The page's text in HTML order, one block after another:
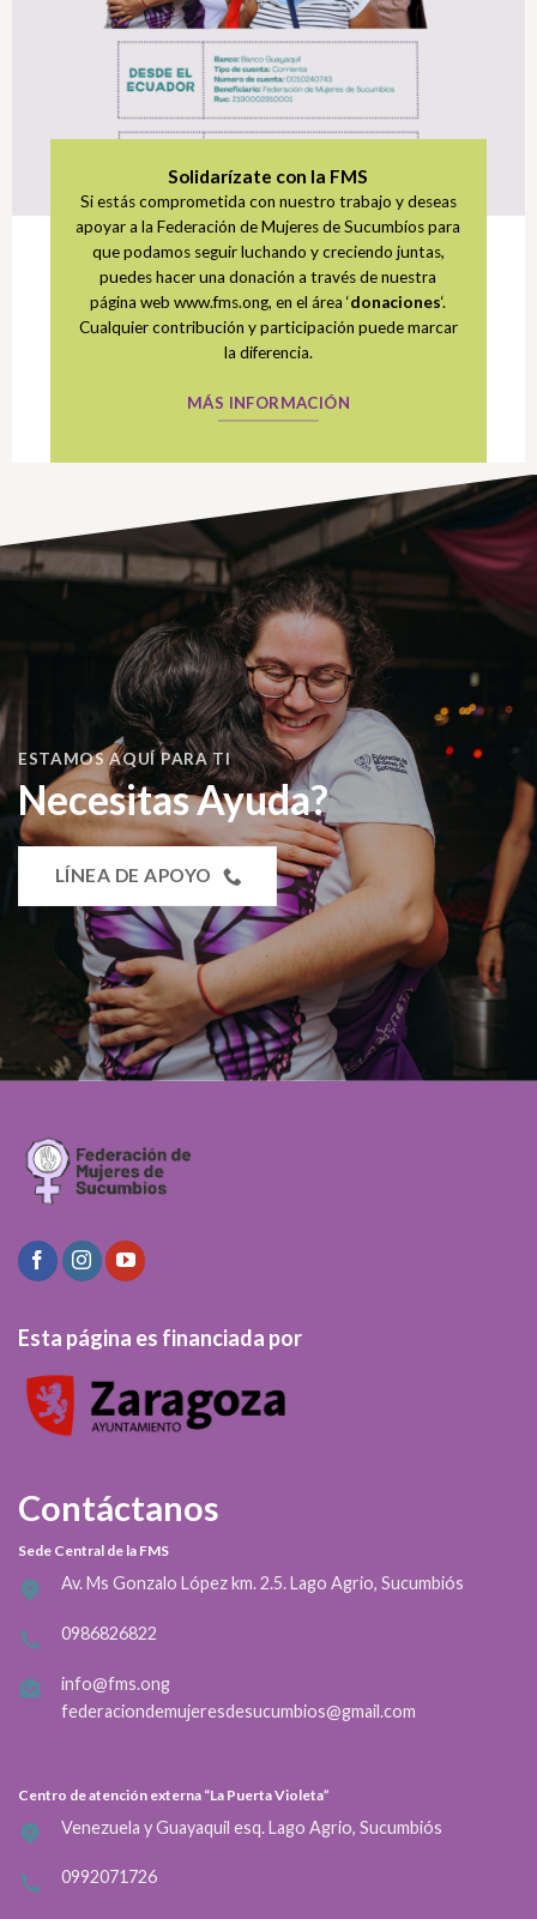
Solidarízate con la FMS
Si estás comprometida con nuestro trabajo y deseas
apoyar a la Federación de Mujeres de Sucumbíos para
que podamos seguir luchando y creciendo juntas,
puedes hacer una donación a través de nuestra
página web www.fms.ong, en el área ‘donaciones‘.
Cualquier contribución y participación puede marcar
la diferencia.
MÁS INFORMACIÓN
ESTAMOS AQUÍ PARA TI
Necesitas Ayuda?
LÍNEA DE APOYO
Esta página es financiada por
Contáctanos
Sede Central de la FMS
Av. Ms Gonzalo López km. 2.5. Lago Agrio, Sucumbiós
0986826822
info@fms.ong
federaciondemujeresdesucumbios@gmail.com
Centro de atención externa “La Puerta Violeta”
Venezuela y Guayaquil esq. Lago Agrio, Sucumbiós
0992071726